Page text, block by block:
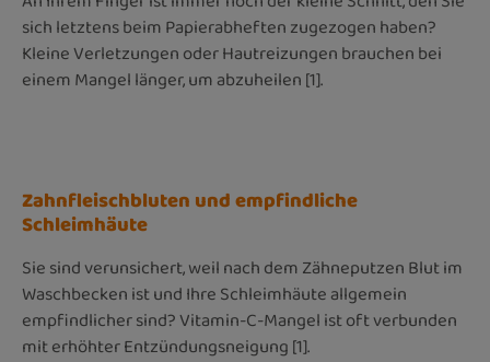
sich letztens beim Papierabheften zugezogen haben?
Kleine Verletzungen oder Hautreizungen brauchen bei
einem Mangel länger, um abzuheilen [1].
Zahnfleischbluten und empfindliche
Schleimhäute
Sie sind verunsichert, weil nach dem Zähneputzen Blut im
Waschbecken ist und Ihre Schleimhäute allgemein
empfindlicher sind? Vitamin-C-Mangel ist oft verbunden
mit erhöhter Entzündungsneigung [1].